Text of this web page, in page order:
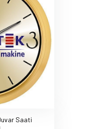
Saati